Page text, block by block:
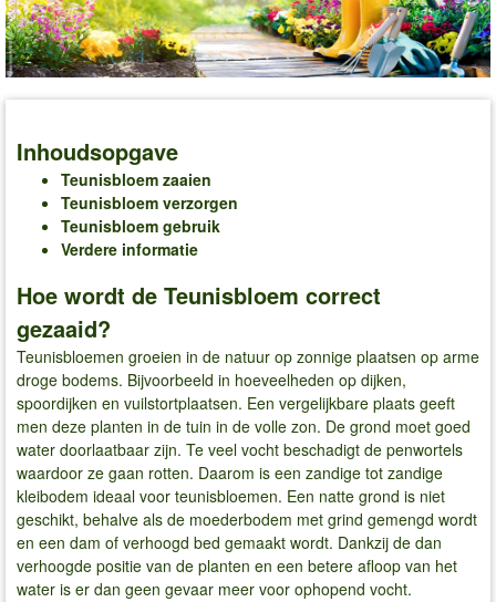
Inhoudsopgave
Teunisbloem zaaien
Teunisbloem verzorgen
Teunisbloem gebruik
Verdere informatie
Hoe wordt de Teunisbloem correct
gezaaid?
Teunisbloemen groeien in de natuur op zonnige plaatsen op arme
droge bodems. Bijvoorbeeld in hoeveelheden op dijken,
spoordijken en vuilstortplaatsen. Een vergelijkbare plaats geeft
men deze planten in de tuin in de volle zon. De grond moet goed
water doorlaatbaar zijn. Te veel vocht beschadigt de penwortels
waardoor ze gaan rotten. Daarom is een zandige tot zandige
kleibodem ideaal voor teunisbloemen. Een natte grond is niet
geschikt, behalve als de moederbodem met grind gemengd wordt
en een dam of verhoogd bed gemaakt wordt. Dankzij de dan
verhoogde positie van de planten en een betere afloop van het
water is er dan geen gevaar meer voor ophopend vocht.